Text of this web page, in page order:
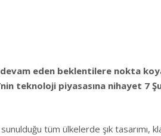
eden beklentilere nokta
teknoloji piyasasına nihayet 7
tüm ülkelerde şık tasarımı,